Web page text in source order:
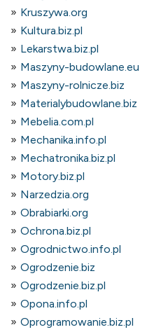
Kruszywa.org
Kultura.biz.pl
Lekarstwa.biz.pl
Maszyny-budowlane.eu
Maszyny-rolnicze.biz
Materialybudowlane.biz
Mebelia.com.pl
Mechanika.info.pl
Mechatronika.biz.pl
Motory.biz.pl
Narzedzia.org
Obrabiarki.org
Ochrona.biz.pl
Ogrodnictwo.info.pl
Ogrodzenie.biz
Ogrodzenie.biz.pl
Opona.info.pl
Oprogramowanie.biz.pl